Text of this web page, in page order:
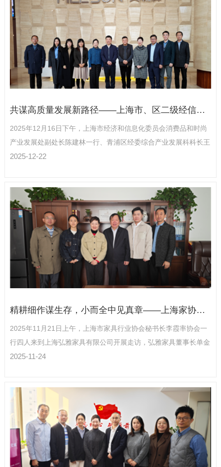
共谋高质量发展新路径——上海市、区二级经信委联合上海家协走访青浦重点家居企业
2025年12月16日下午，上海市经济和信息化委员会消费品和时尚
产业发展处副处长陈建林一行、青浦区经委综合产业发展科科长王
雁琦一行在上海市家具行业协会秘书长李霞陪同下，先后走访了位
2025-12-22
精耕细作谋生存，小而全中见真章——上海家协走访弘雅家具
2025年11月21日上午，上海市家具行业协会秘书长李霞率协会一
行四人来到上海弘雅家具有限公司开展走访，弘雅家具董事长单金
潮、总经理单亚飞热情接待上海家协一行。
2025-11-24